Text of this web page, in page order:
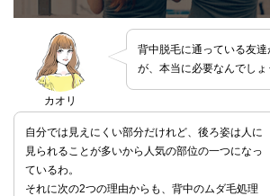
カオリ
背中脱毛に通っている友
が、本当に必要なんでしょ
自分では見えにくい部分だけれど、後ろ姿は人に
見られることが多いから人気の部位の一つになっ
ているわ。
それに次の2つの理由からも、背中のムダ毛処理